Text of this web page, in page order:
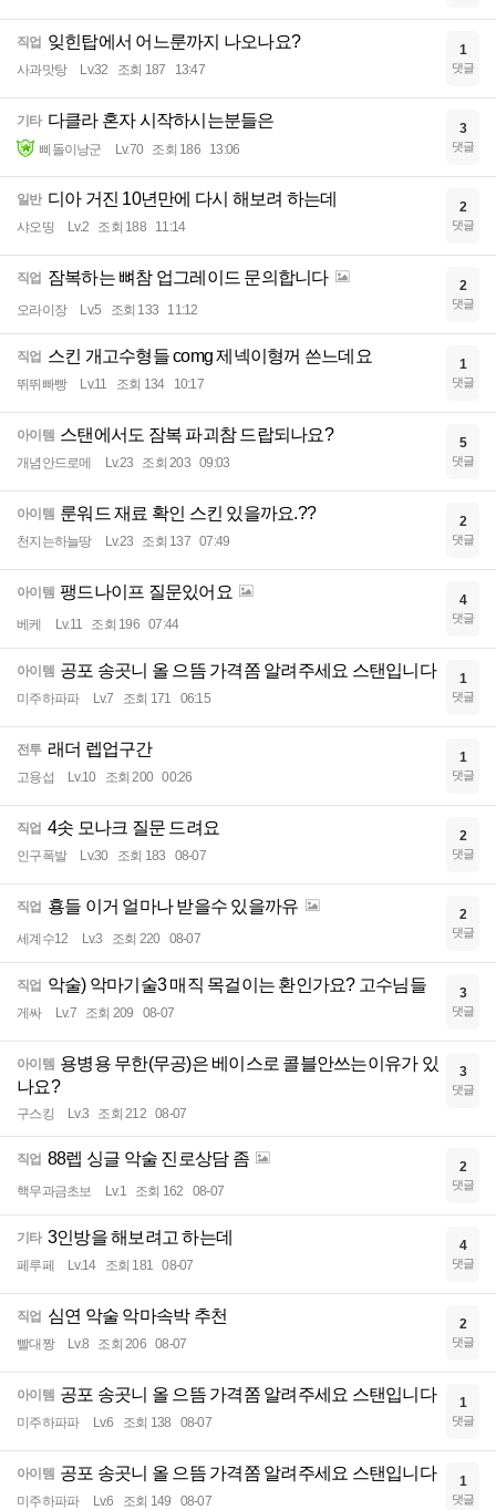
직업 잊힌탑에서 어느룬까지 나오나요?
사과맛탕 Lv.32 조회 187 13:47
1
댓글
기타 다클라 혼자 시작하시는분들은
삐돌이낭군 Lv.70 조회 186 13:06
3
댓글
일반 디아 거진 10년만에 다시 해보려 하는데
샤오띵 Lv.2 조회 188 11:14
2
댓글
직업 잠복하는 뼈참 업그레이드 문의합니다
오라이장 Lv.5 조회 133 11:12
2
댓글
직업 스킨 개고수형들 comg 제넥이형꺼 쓴느데요
뛰뛰빠빵 Lv.11 조회 134 10:17
1
댓글
아이템 스탠에서도 잠복 파괴참 드랍되나요?
개념안드로메 Lv.23 조회 203 09:03
5
댓글
아이템 룬워드 재료 확인 스킨 있을까요.??
천지는하늘땅 Lv.23 조회 137 07:49
2
댓글
아이템 팽드나이프 질문있어요
베케 Lv.11 조회 196 07:44
4
댓글
아이템 공포 송곳니 올 으뜸 가격쫌 알려주세요 스탠입니다
미주하파파 Lv.7 조회 171 06:15
1
댓글
전투 래더 렙업구간
고용섭 Lv.10 조회 200 00:26
1
댓글
직업 4솟 모나크 질문 드려요
인구폭발 Lv.30 조회 183 08-07
2
댓글
직업 횽들 이거 얼마나 받을수 있을까유
세계수12 Lv.3 조회 220 08-07
2
댓글
직업 악술) 악마기술3 매직 목걸이는 환인가요? 고수님들
게싸 Lv.7 조회 209 08-07
3
댓글
아이템 용병용 무한(무공)은 베이스로 콜블안쓰는이유가 있
나요?
구스킹 Lv.3 조회 212 08-07
3
댓글
직업 88렙 싱글 악술 진로상담 좀
핵무과금초보 Lv.1 조회 162 08-07
2
댓글
기타 3인방을 해보려고 하는데
페루페 Lv.14 조회 181 08-07
4
댓글
직업 심연 악술 악마속박 추천
빨대짱 Lv.8 조회 206 08-07
2
댓글
아이템 공포 송곳니 올 으뜸 가격쫌 알려주세요 스탠입니다
미주하파파 Lv.6 조회 138 08-07
1
댓글
아이템 공포 송곳니 올 으뜸 가격쫌 알려주세요 스탠입니다
미주하파파 Lv.6 조회 149 08-07
1
댓글